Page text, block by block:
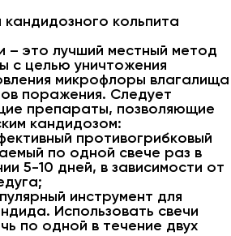
кандидозного кольпита
– это лучший местный метод
с целью уничтожения
микрофлоры влагалища
поражения. Следует
препараты, позволяющие
кандидозом:
противогрибковый
по одной свече раз в
5-10 дней, в зависимости от
инструмент для
Использовать свечи
по одной в течение двух